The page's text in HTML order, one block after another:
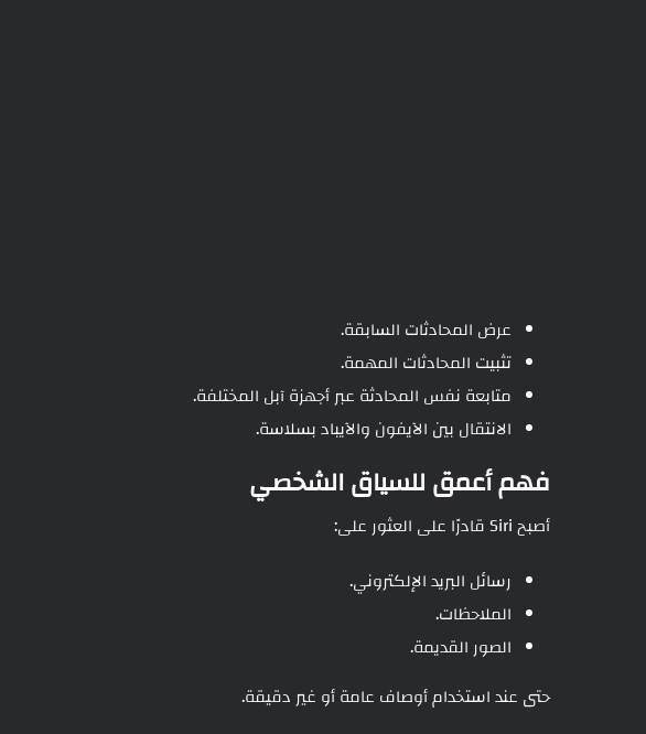
عرض المحادثات السابقة.
تثبيت المحادثات المهمة.
متابعة نفس المحادثة عبر أجهزة آبل المختلفة.
الانتقال بين الآيفون والآيباد بسلاسة.
فهم أعمق للسياق الشخصي
أصبح Siri قادرًا على العثور على:
رسائل البريد الإلكتروني.
الملاحظات.
الصور القديمة.
حتى عند استخدام أوصاف عامة أو غير دقيقة.